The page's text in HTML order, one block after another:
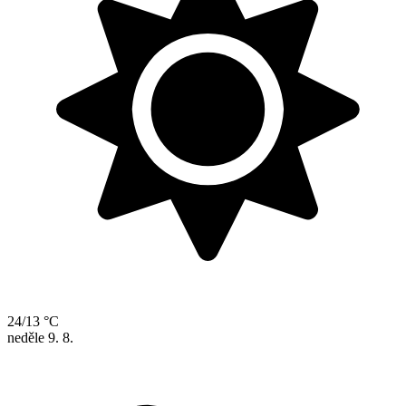
24/13 °C
neděle 9. 8.